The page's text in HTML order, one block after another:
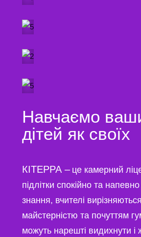
Навчаємо
дітей як своїх
КІТЕРРА – це камерний
підлітки спокійно та
знання, вчителі вирізняються
майстерністю та почуттям
можуть нарешті видихнути і